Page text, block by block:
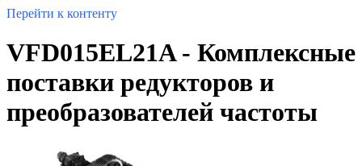
Перейти к контенту
VFD015EL21A - Комплексные
поставки редукторов и
преобразователей частоты